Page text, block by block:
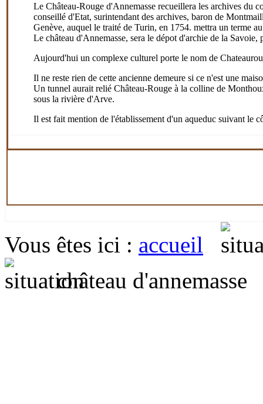
Le Château-Rouge d'Annemasse recueillera les archives du
conseillé d'Etat, surintendant des archives, baron de
Genève, auquel le traité de Turin, en 1754. mettra un terme
Le château d'Annemasse, sera le dépot d'archie de la
Aujourd'hui un complexe culturel porte le nom de
Il ne reste rien de cette ancienne demeure si ce n'est une
Un tunnel aurait relié Château-Rouge à la colline de
sous la rivière d'Arve.
Il est fait mention de l'établissement d'un aqueduc suivant le
Vous êtes ici : accueil
château d'annemasse